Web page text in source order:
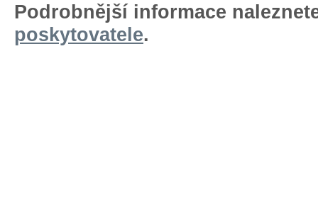
Podrobnější informace
poskytovatele.